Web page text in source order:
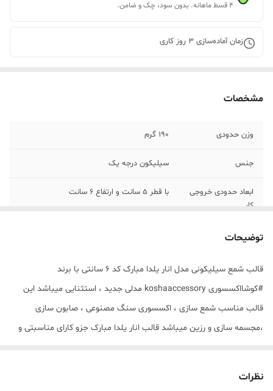
۴ قسط ماهانه. بدون سود، چک و ضامن.
زمان آماده‌سازی 3 روز کاری
مشخصات
وزن حدودی 190 گرم
جنس سیلیکون درجه یک
ابعاد حدودی خروجی
کار
با قطر 5 سانت و ارتفاع 6 سانت
توضیحات
قالب شمع سیلیکونی مدل انار یلدا مبارک کد 6 سانتی با برند
#کوشااکسسوری koshaaccessory مدلی جدید ، استثنایی میباشد این
قالب مناسب شمع سازی ، اکسسوری سنگ مصنوعی ، صابون سازی
،مجسمه سازی و رزین میباشد قالب انار یلدا مبارک جزو کارای مناسبتی و
نظرات